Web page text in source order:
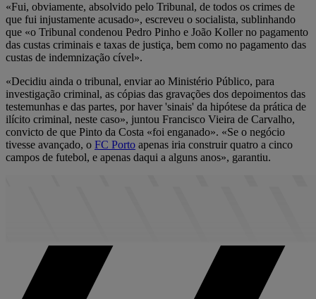
«Fui, obviamente, absolvido pelo Tribunal, de todos os crimes de
que fui injustamente acusado», escreveu o socialista, sublinhando
que «o Tribunal condenou Pedro Pinho e João Koller no pagamento
das custas criminais e taxas de justiça, bem como no pagamento das
custas de indemnização cível».
«Decidiu ainda o tribunal, enviar ao Ministério Público, para
investigação criminal, as cópias das gravações dos depoimentos das
testemunhas e das partes, por haver 'sinais' da hipótese da prática de
ilícito criminal, neste caso», juntou Francisco Vieira de Carvalho,
convicto de que Pinto da Costa «foi enganado». «Se o negócio
tivesse avançado, o FC Porto apenas iria construir quatro a cinco
campos de futebol, e apenas daqui a alguns anos», garantiu.